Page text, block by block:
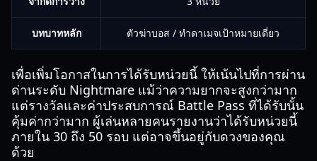
บทบาทหลัก ตัวฆ่าบอส / ทำดาเมจเป้าหมายเดี่ยว
เพื่อเพิ่มโอกาสในการได้รับหน่วยนี้ ให้เน้นไปที่การผ่าน
ด่านระดับ Nightmare แม้ว่าความยากจะสูงกว่ามาก
แต่รางวัลและค่าประสบการณ์ Battle Pass ที่ได้รับนั้น
คุ้มค่ากว่ามาก ผู้เล่นหลายคนรายงานว่าได้รับหน่วยนี้
ภายใน 30 ถึง 50 รอบ แต่อาจขึ้นอยู่กับดวงของคุณ
ด้วย